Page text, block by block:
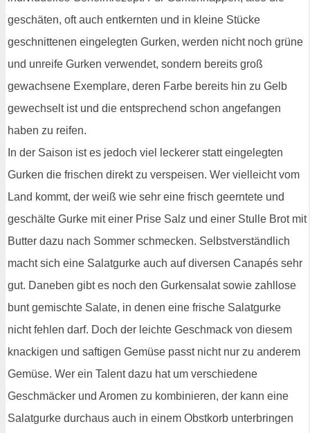
geschäten, oft auch entkernten und in kleine Stücke
geschnittenen eingelegten Gurken, werden nicht noch grüne
und unreife Gurken verwendet, sondern bereits groß
gewachsene Exemplare, deren Farbe bereits hin zu Gelb
gewechselt ist und die entsprechend schon angefangen
haben zu reifen.
In der Saison ist es jedoch viel leckerer statt eingelegten
Gurken die frischen direkt zu verspeisen. Wer vielleicht vom
Land kommt, der weiß wie sehr eine frisch geerntete und
geschälte Gurke mit einer Prise Salz und einer Stulle Brot mit
Butter dazu nach Sommer schmecken. Selbstverständlich
macht sich eine Salatgurke auch auf diversen Canapés sehr
gut. Daneben gibt es noch den Gurkensalat sowie zahllose
bunt gemischte Salate, in denen eine frische Salatgurke
nicht fehlen darf. Doch der leichte Geschmack von diesem
knackigen und saftigen Gemüse passt nicht nur zu anderem
Gemüse. Wer ein Talent dazu hat um verschiedene
Geschmäcker und Aromen zu kombinieren, der kann eine
Salatgurke durchaus auch in einem Obstkorb unterbringen